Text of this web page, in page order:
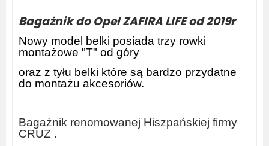
Bagażnik do Opel ZAFIRA LIFE od 2019r
Nowy model belki posiada trzy rowki
montażowe "T" od góry
oraz z tyłu belki które są bardzo przydatne
do montażu akcesoriów.
Bagażnik renomowanej Hiszpańskiej firmy
CRUZ .